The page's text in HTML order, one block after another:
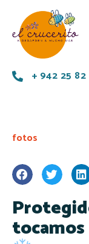
+ 942 25 82
fotos